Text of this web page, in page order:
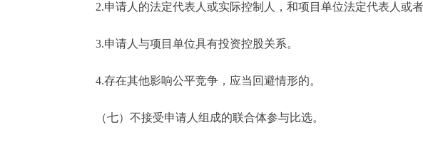
2.申请人的法定代表人或实际控制人，和项目单位法定代表人或者
3.申请人与项目单位具有投资控股关系。
4.存在其他影响公平竞争，应当回避情形的。
（七）不接受申请人组成的联合体参与比选。